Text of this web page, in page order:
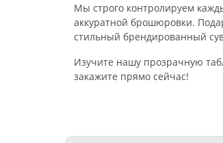
Мы строго контролируем
аккуратной брошюровки.
стильный брендированный
Изучите нашу прозрачную
закажите прямо сейчас!